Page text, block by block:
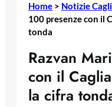
Home > Notizie
100 presenze con il
tonda
Razvan
con il
la cifra